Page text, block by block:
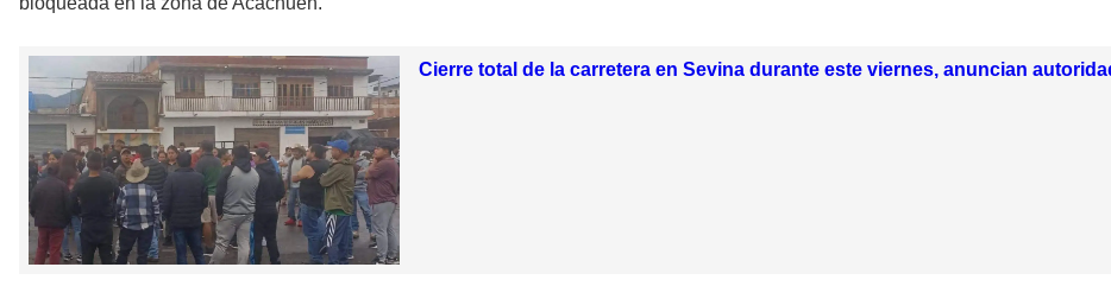
Cierre total de la carretera en Sevina durante este viernes, anuncian